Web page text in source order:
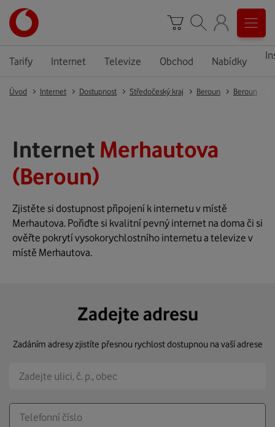
Tarify Internet Televize Obchod Nabídky
Úvod Internet Dostupnost Středočeský kraj Beroun Beroun
Internet Merhautova
(Beroun)
Zjistěte si dostupnost připojení k internetu v místě
Merhautova. Pořiďte si kvalitní pevný internet na doma či si
ověřte pokrytí vysokorychlostního internetu a televize v
místě Merhautova.
Zadejte adresu
Zadáním adresy zjistíte přesnou rychlost dostupnou na vaší adrese